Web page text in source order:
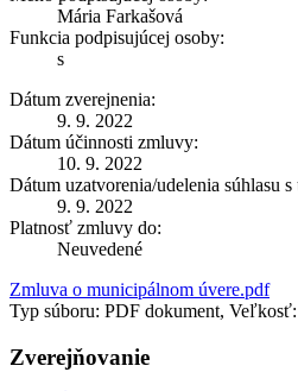
Mária Farkašová
Funkcia podpisujúcej osoby:
s
Dátum zverejnenia:
9. 9. 2022
Dátum účinnosti zmluvy:
10. 9. 2022
Dátum uzatvorenia/udelenia súhlasu
9. 9. 2022
Platnosť zmluvy do:
Neuvedené
Zmluva o municipálnom úvere.pdf
Typ súboru: PDF dokument,
Zverejňovanie